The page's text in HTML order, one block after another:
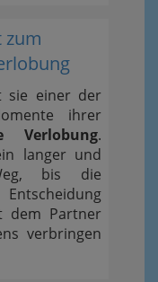
zum
einer der
ihrer
Verlobung.
langer und
bis die
dem Partner
verbringen